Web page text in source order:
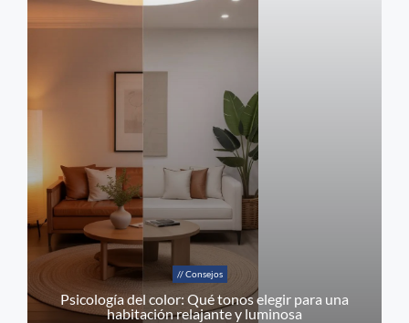
// Consejos
Psicología del color: Qué tonos elegir para una
habitación relajante y luminosa